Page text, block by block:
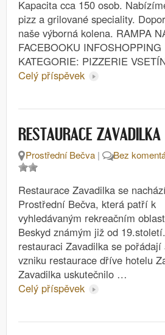
Kapacita cca 150 osob.
pizz a grilované speciality.
naše výborná kolena. RAMPA
FACEBOOKU INFOSHOPPING
KATEGORIE: PIZZERIE
Celý příspěvek
RESTAURACE ZAVADILKA
Prostřední Bečva | Bez
Restaurace Zavadilka se
Prostřední Bečva, která patří k
vyhledávaným rekreačním
Beskyd známým již od
restauraci Zavadilka se pořádají
vzniku restaurace dříve hotelu
Zavadilka uskutečnilo …
Celý příspěvek